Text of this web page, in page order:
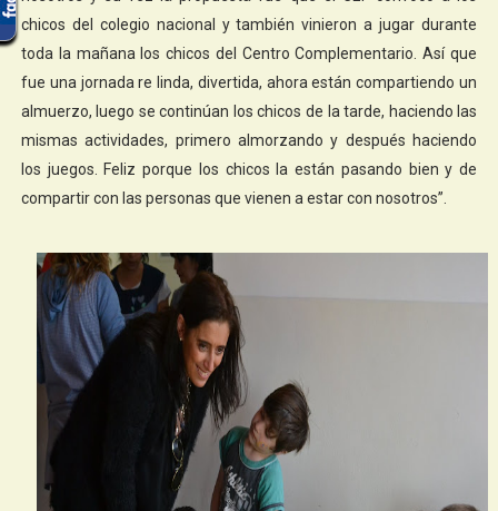
chicos del colegio nacional y también vinieron a jugar durante
toda la mañana los chicos del Centro Complementario. Así que
fue una jornada re linda, divertida, ahora están compartiendo un
almuerzo, luego se continúan los chicos de la tarde, haciendo las
mismas actividades, primero almorzando y después haciendo
los juegos. Feliz porque los chicos la están pasando bien y de
compartir con las personas que vienen a estar con nosotros”.